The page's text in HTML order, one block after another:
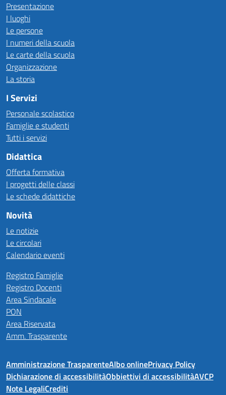
Presentazione
I luoghi
Le persone
I numeri della scuola
Le carte della scuola
Organizzazione
La storia
I Servizi
Personale scolastico
Famiglie e studenti
Tutti i servizi
Didattica
Offerta formativa
I progetti delle classi
Le schede didattiche
Novità
Le notizie
Le circolari
Calendario eventi
Registro Famiglie
Registro Docenti
Area Sindacale
PON
Area Riservata
Amm. Trasparente
Amministrazione TrasparenteAlbo onlinePrivacy Policy
Dichiarazione di accessibilitàObbiettivi di accessibilitàAVCP
Note LegaliCrediti